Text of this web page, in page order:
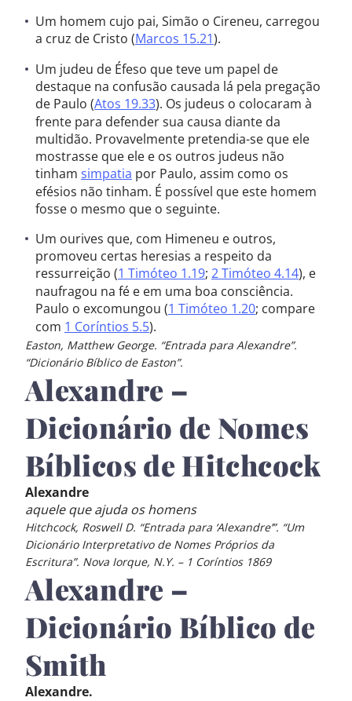
Um homem cujo pai, Simão o Cireneu, carregou
a cruz de Cristo (Marcos 15.21).
Um judeu de Éfeso que teve um papel de
destaque na confusão causada lá pela pregação
de Paulo (Atos 19.33). Os judeus o colocaram à
frente para defender sua causa diante da
multidão. Provavelmente pretendia-se que ele
mostrasse que ele e os outros judeus não
tinham simpatia por Paulo, assim como os
efésios não tinham. É possível que este homem
fosse o mesmo que o seguinte.
Um ourives que, com Himeneu e outros,
promoveu certas heresias a respeito da
ressurreição (1 Timóteo 1.19; 2 Timóteo 4.14), e
naufragou na fé e em uma boa consciência.
Paulo o excomungou (1 Timóteo 1.20; compare
com 1 Coríntios 5.5).
Easton, Matthew George. “Entrada para Alexandre”.
“Dicionário Bíblico de Easton”.
Alexandre –
Dicionário de Nomes
Bíblicos de Hitchcock
Alexandre
aquele que ajuda os homens
Hitchcock, Roswell D. “Entrada para ‘Alexandre’”. “Um
Dicionário Interpretativo de Nomes Próprios da
Escritura”. Nova Iorque, N.Y. – 1 Coríntios 1869
Alexandre –
Dicionário Bíblico de
Smith
Alexandre.